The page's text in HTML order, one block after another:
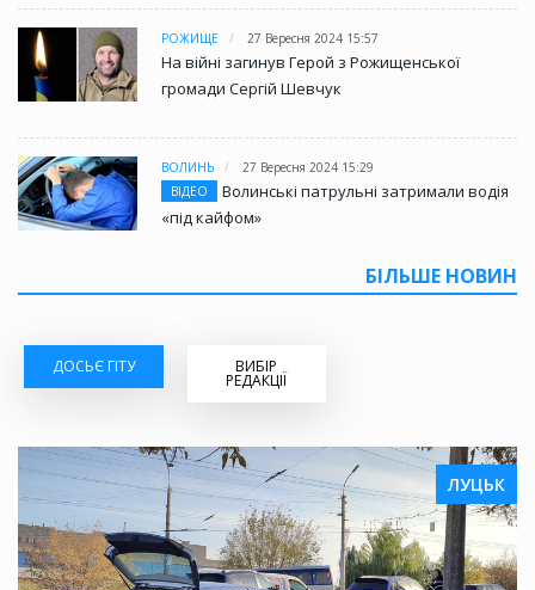
РОЖИЩЕ 27 Вересня 2024 15:57
На війні загинув Герой з Рожищенської
громади Сергій Шевчук
ВОЛИНЬ
27 Вересня 2024 15:29
ВІДЕО
Волинські патрульні затримали водія
«під кайфом»
БІЛЬШЕ НОВИН
ДОСЬЄ ГІТУ ВИБІР
РЕДАКЦІЇ
ЛУЦЬК